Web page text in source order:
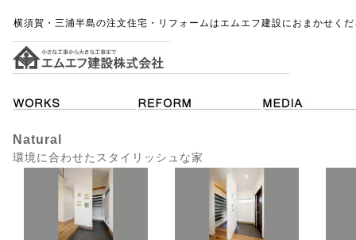
横須賀・三浦半島の注文住宅・リフォームはエムエフ建設におまかせく
Natural
環境に合わせたスタイリッシュな家